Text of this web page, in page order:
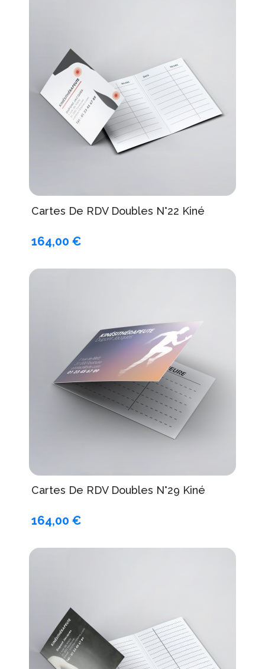
Cartes De RDV Doubles N°22 Kiné
164,00 €
Cartes De RDV Doubles N°29 Kiné
164,00 €